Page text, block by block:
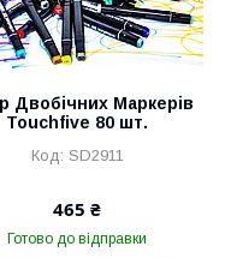
Двобічних Маркерів
Touchfive 80 шт.
SD2911
465 ₴
Готово до відправки